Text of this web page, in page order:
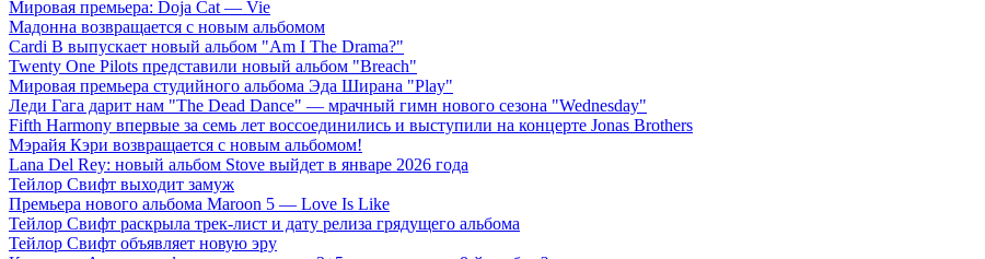
Мировая премьера: Doja Cat — Vie
Мадонна возвращается с новым альбомом
Cardi B выпускает новый альбом "Am I The Drama?"
Twenty One Pilots представили новый альбом "Breach"
Мировая премьера студийного альбома Эда Ширана "Play"
Леди Гага дарит нам "The Dead Dance" — мрачный гимн нового сезона "Wednesday"
Fifth Harmony впервые за семь лет воссоединились и выступили на концерте Jonas Brothers
Мэрайя Кэри возвращается с новым альбомом!
Lana Del Rey: новый альбом Stove выйдет в январе 2026 года
Тейлор Свифт выходит замуж
Премьера нового альбома Maroon 5 — Love Is Like
Тейлор Свифт раскрыла трек-лист и дату релиза грядущего альбома
Тейлор Свифт объявляет новую эру